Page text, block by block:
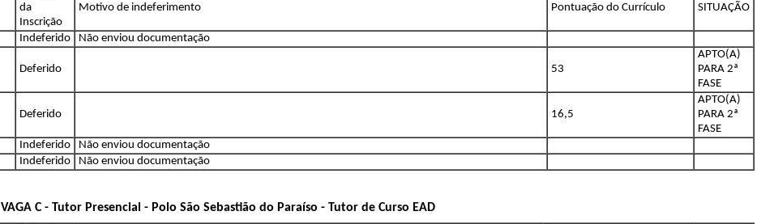
da
Inscrição
Motivo de indeferimento Pontuação do Currículo SITUAÇÃO
Indeferido Não enviou documentação
Deferido 53
APTO(A)
PARA 2ª
FASE
Deferido 16,5
APTO(A)
PARA 2ª
FASE
Indeferido
Não enviou documentação
Indeferido Não enviou documentação
VAGA C - Tutor Presencial - Polo São Sebastião do Paraíso - Tutor de Curso EAD